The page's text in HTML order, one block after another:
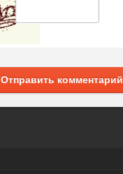
Отправить комментарий